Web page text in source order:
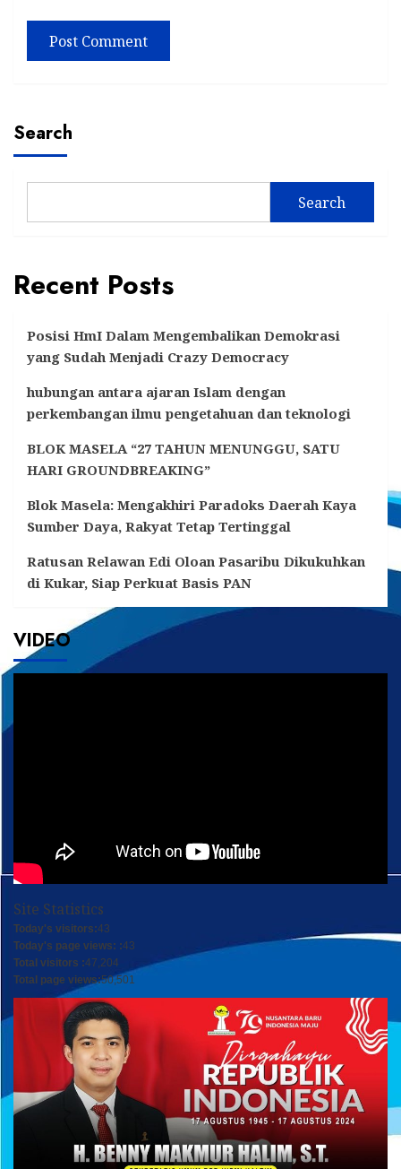
Search
Search
Recent Posts
Posisi HmI Dalam Mengembalikan Demokrasi
yang Sudah Menjadi Crazy Democracy
hubungan antara ajaran Islam dengan
perkembangan ilmu pengetahuan dan teknologi
BLOK MASELA “27 TAHUN MENUNGGU, SATU
HARI GROUNDBREAKING”
Blok Masela: Mengakhiri Paradoks Daerah Kaya
Sumber Daya, Rakyat Tetap Tertinggal
Ratusan Relawan Edi Oloan Pasaribu Dikukuhkan
di Kukar, Siap Perkuat Basis PAN
VIDEO
Site Statistics
Today's visitors:43
Today's page views: :43
Total visitors :47,204
Total page views:50,501